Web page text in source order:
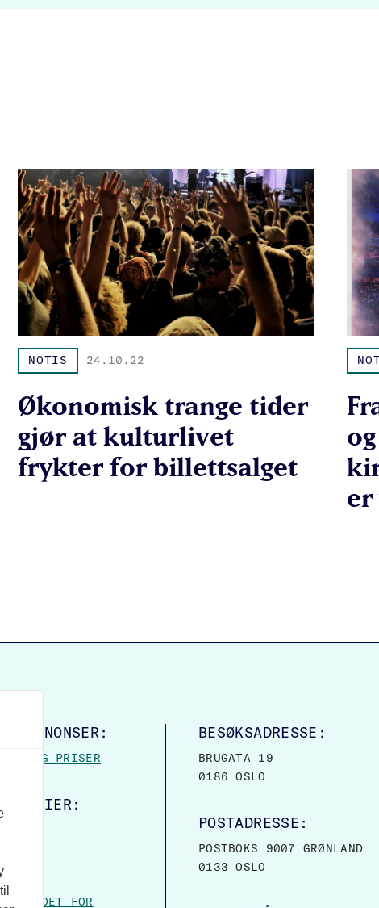
NOTIS 24.10.22
Økonomisk trange tider
gjør at kulturlivet
frykter for billettsalget
er
OG PRISER
MEDIER:
FOR
BESØKSADRESSE:
BRUGATA 19
0186 OSLO
POSTADRESSE:
POSTBOKS 9007 GRØNLAND
0133 OSLO